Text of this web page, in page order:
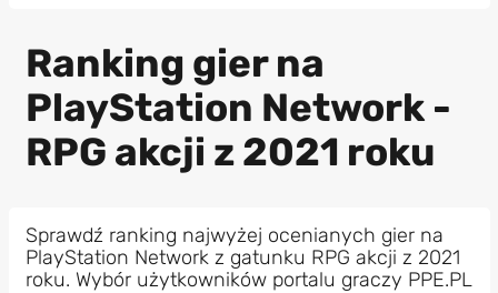
Ranking gier na
PlayStation Network -
RPG akcji z 2021 roku
Sprawdź ranking najwyżej ocenianych gier na
PlayStation Network z gatunku RPG akcji z 2021
roku. Wybór użytkowników portalu graczy PPE.PL